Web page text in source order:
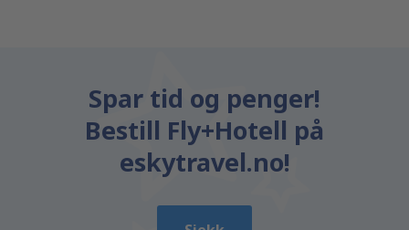
Spar tid og penger!
Bestill Fly+Hotell på
eskytravel.no!